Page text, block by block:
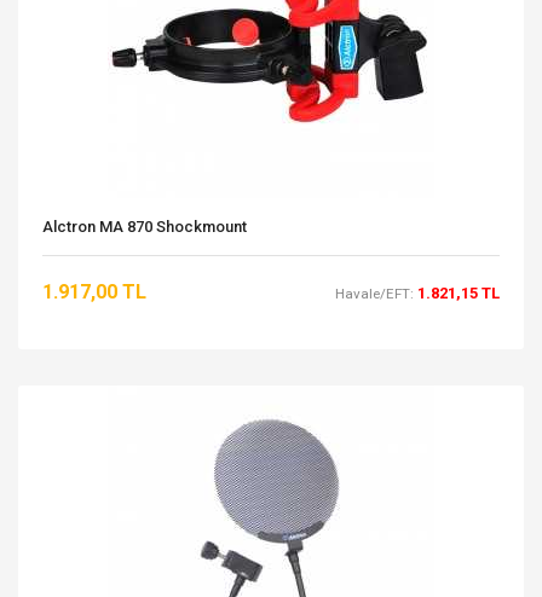
Alctron MA 870 Shockmount
1.917,00 TL Havale/EFT: 1.821,15 TL